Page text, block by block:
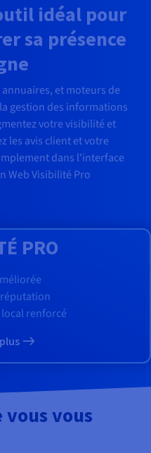
idéal pour
sa présence
et moteurs de
gestion des informations
votre visibilité et
les avis client et votre
dans l'interface
Web Visibilité Pro
PRO
renforcé
vous vous